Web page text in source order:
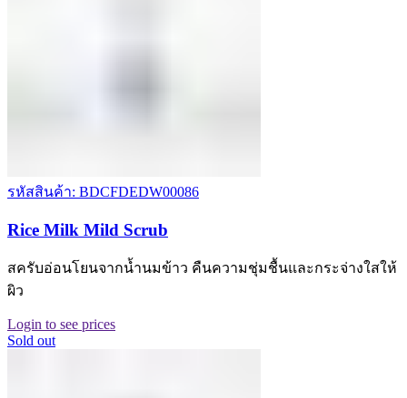
รหัสสินค้า: BDCFDEDW00086
Rice Milk Mild Scrub
สครับอ่อนโยนจากน้ำนมข้าว คืนความชุ่มชื้นและกระจ่างใสให้
ผิว
Login to see prices
Sold out